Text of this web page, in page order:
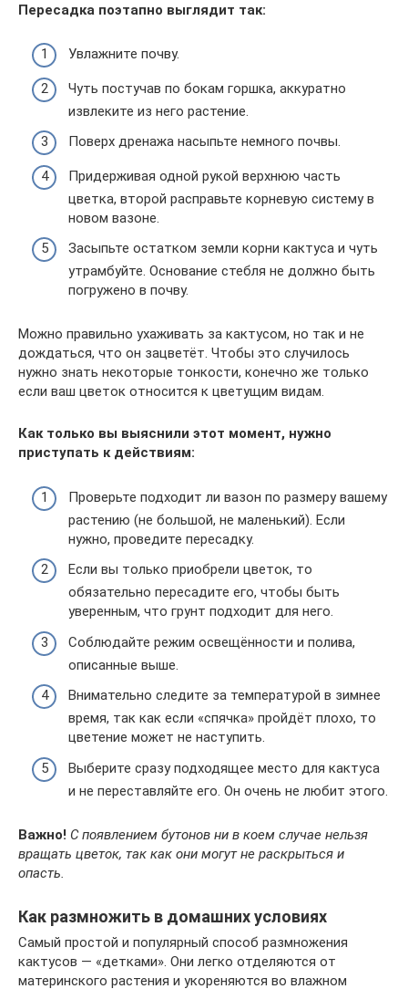
Пересадка поэтапно выглядит так:
Увлажните почву.
Чуть постучав по бокам горшка, аккуратно
извлеките из него растение.
Поверх дренажа насыпьте немного почвы.
Придерживая одной рукой верхнюю часть
цветка, второй расправьте корневую систему в
новом вазоне.
Засыпьте остатком земли корни кактуса и чуть
утрамбуйте. Основание стебля не должно быть
погружено в почву.
Можно правильно ухаживать за кактусом, но так и не
дождаться, что он зацветёт. Чтобы это случилось
нужно знать некоторые тонкости, конечно же только
если ваш цветок относится к цветущим видам.
Как только вы выяснили этот момент, нужно
приступать к действиям:
Проверьте подходит ли вазон по размеру вашему
растению (не большой, не маленький). Если
нужно, проведите пересадку.
Если вы только приобрели цветок, то
обязательно пересадите его, чтобы быть
уверенным, что грунт подходит для него.
Соблюдайте режим освещённости и полива,
описанные выше.
Внимательно следите за температурой в зимнее
время, так как если «спячка» пройдёт плохо, то
цветение может не наступить.
Выберите сразу подходящее место для кактуса
и не переставляйте его. Он очень не любит этого.
Важно! С появлением бутонов ни в коем случае нельзя
вращать цветок, так как они могут не раскрыться и
опасть.
Как размножить в домашних условиях
Самый простой и популярный способ размножения
кактусов — «детками». Они легко отделяются от
материнского растения и укореняются во влажном